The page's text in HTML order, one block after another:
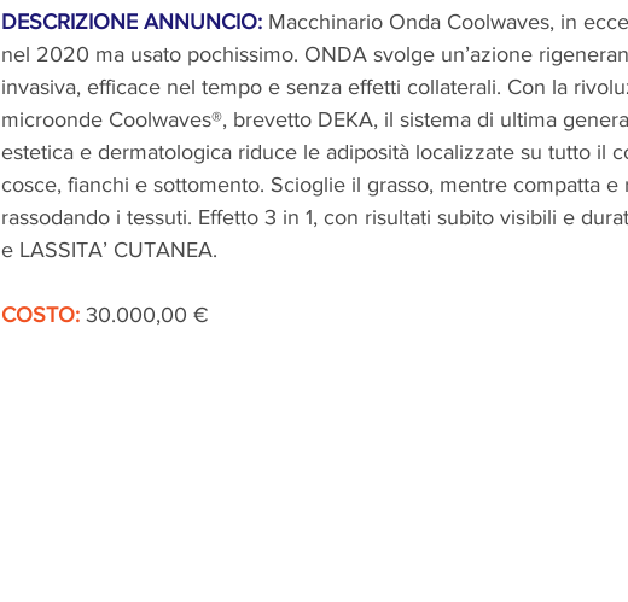
DESCRIZIONE ANNUNCIO: Macchinario Onda Coolwaves, in
nel 2020 ma usato pochissimo. ONDA svolge un’azione
invasiva, efficace nel tempo e senza effetti collaterali. Con la
microonde Coolwaves®, brevetto DEKA, il sistema di ultima
estetica e dermatologica riduce le adiposità localizzate su tutto il
cosce, fianchi e sottomento. Scioglie il grasso, mentre compatta e
rassodando i tessuti. Effetto 3 in 1, con risultati subito visibili e
e LASSITA’ CUTANEA.
COSTO: 30.000,00 €